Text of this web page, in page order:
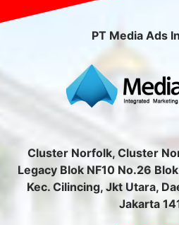
PT Media Ads
Cluster Norfolk, Cluster
Legacy Blok NF10 No.26
Kec. Cilincing, Jkt Utara,
Jakarta